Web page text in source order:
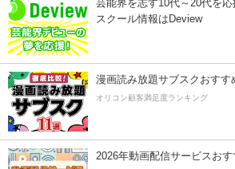
芸能界を志す10代～20代を応
スクール情報はDeview
漫画読み放題サブスクおすす
オリコン顧客満足度ランキング
2026年動画配信サービスおす